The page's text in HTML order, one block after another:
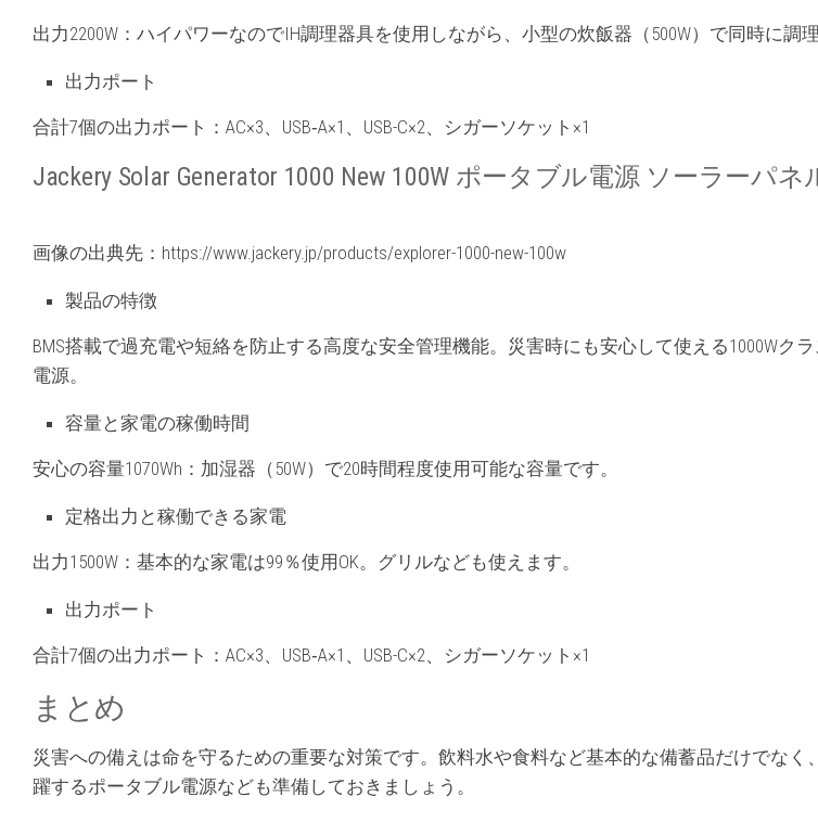
出力2200W：ハイパワーなのでIH調理器具を使用しながら、小型の炊飯器（500W）で同時に調
出力ポート
合計7個の出力ポート：AC×3、USB‐A×1、USB-C×2、シガーソケット×1
Jackery Solar Generator 1000 New 100W ポータブル電源 ソーラーパネ
画像の出典先：https://www.jackery.jp/products/explorer-1000-new-100w
製品の特徴
BMS搭載で過充電や短絡を防止する高度な安全管理機能。災害時にも安心して使える1000Wク
電源。
容量と家電の稼働時間
安心の容量1070Wh：加湿器（50W）で20時間程度使用可能な容量です。
定格出力と稼働できる家電
出力1500W：基本的な家電は99％使用OK。グリルなども使えます。
出力ポート
合計7個の出力ポート：AC×3、USB‐A×1、USB-C×2、シガーソケット×1
まとめ
災害への備えは命を守るための重要な対策です。飲料水や食料など基本的な備蓄品だけでなく
躍するポータブル電源なども準備しておきましょう。